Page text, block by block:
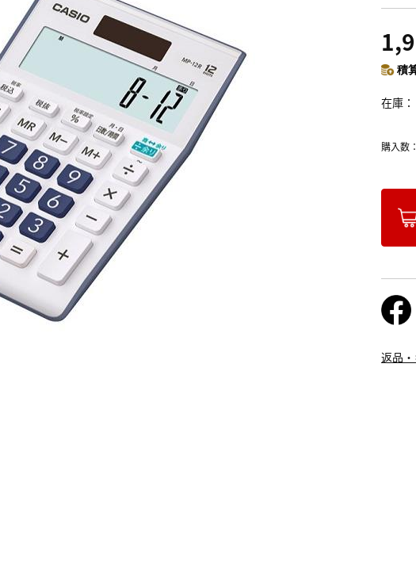
積
在庫
購入数
返品